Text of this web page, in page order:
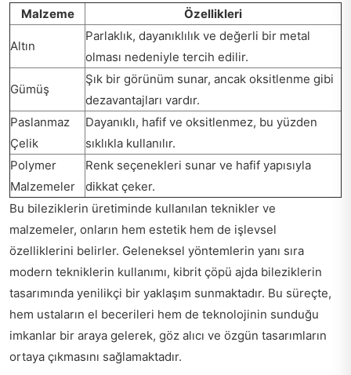
Malzeme
Özellikleri
Altın
Parlaklık, dayanıklılık ve değerli bir metal
olması nedeniyle tercih edilir.
Gümüş
Şık bir görünüm sunar, ancak oksitlenme gibi
dezavantajları vardır.
Paslanmaz
Çelik
Dayanıklı, hafif ve oksitlenmez, bu yüzden
sıklıkla kullanılır.
Polymer
Malzemeler
Renk seçenekleri sunar ve hafif yapısıyla
dikkat çeker.
Bu bileziklerin üretiminde kullanılan teknikler ve
malzemeler, onların hem estetik hem de işlevsel
özelliklerini belirler. Geleneksel yöntemlerin yanı sıra
modern tekniklerin kullanımı, kibrit çöpü ajda bileziklerin
tasarımında yenilikçi bir yaklaşım sunmaktadır. Bu süreçte,
hem ustaların el becerileri hem de teknolojinin sunduğu
imkanlar bir araya gelerek, göz alıcı ve özgün tasarımların
ortaya çıkmasını sağlamaktadır.